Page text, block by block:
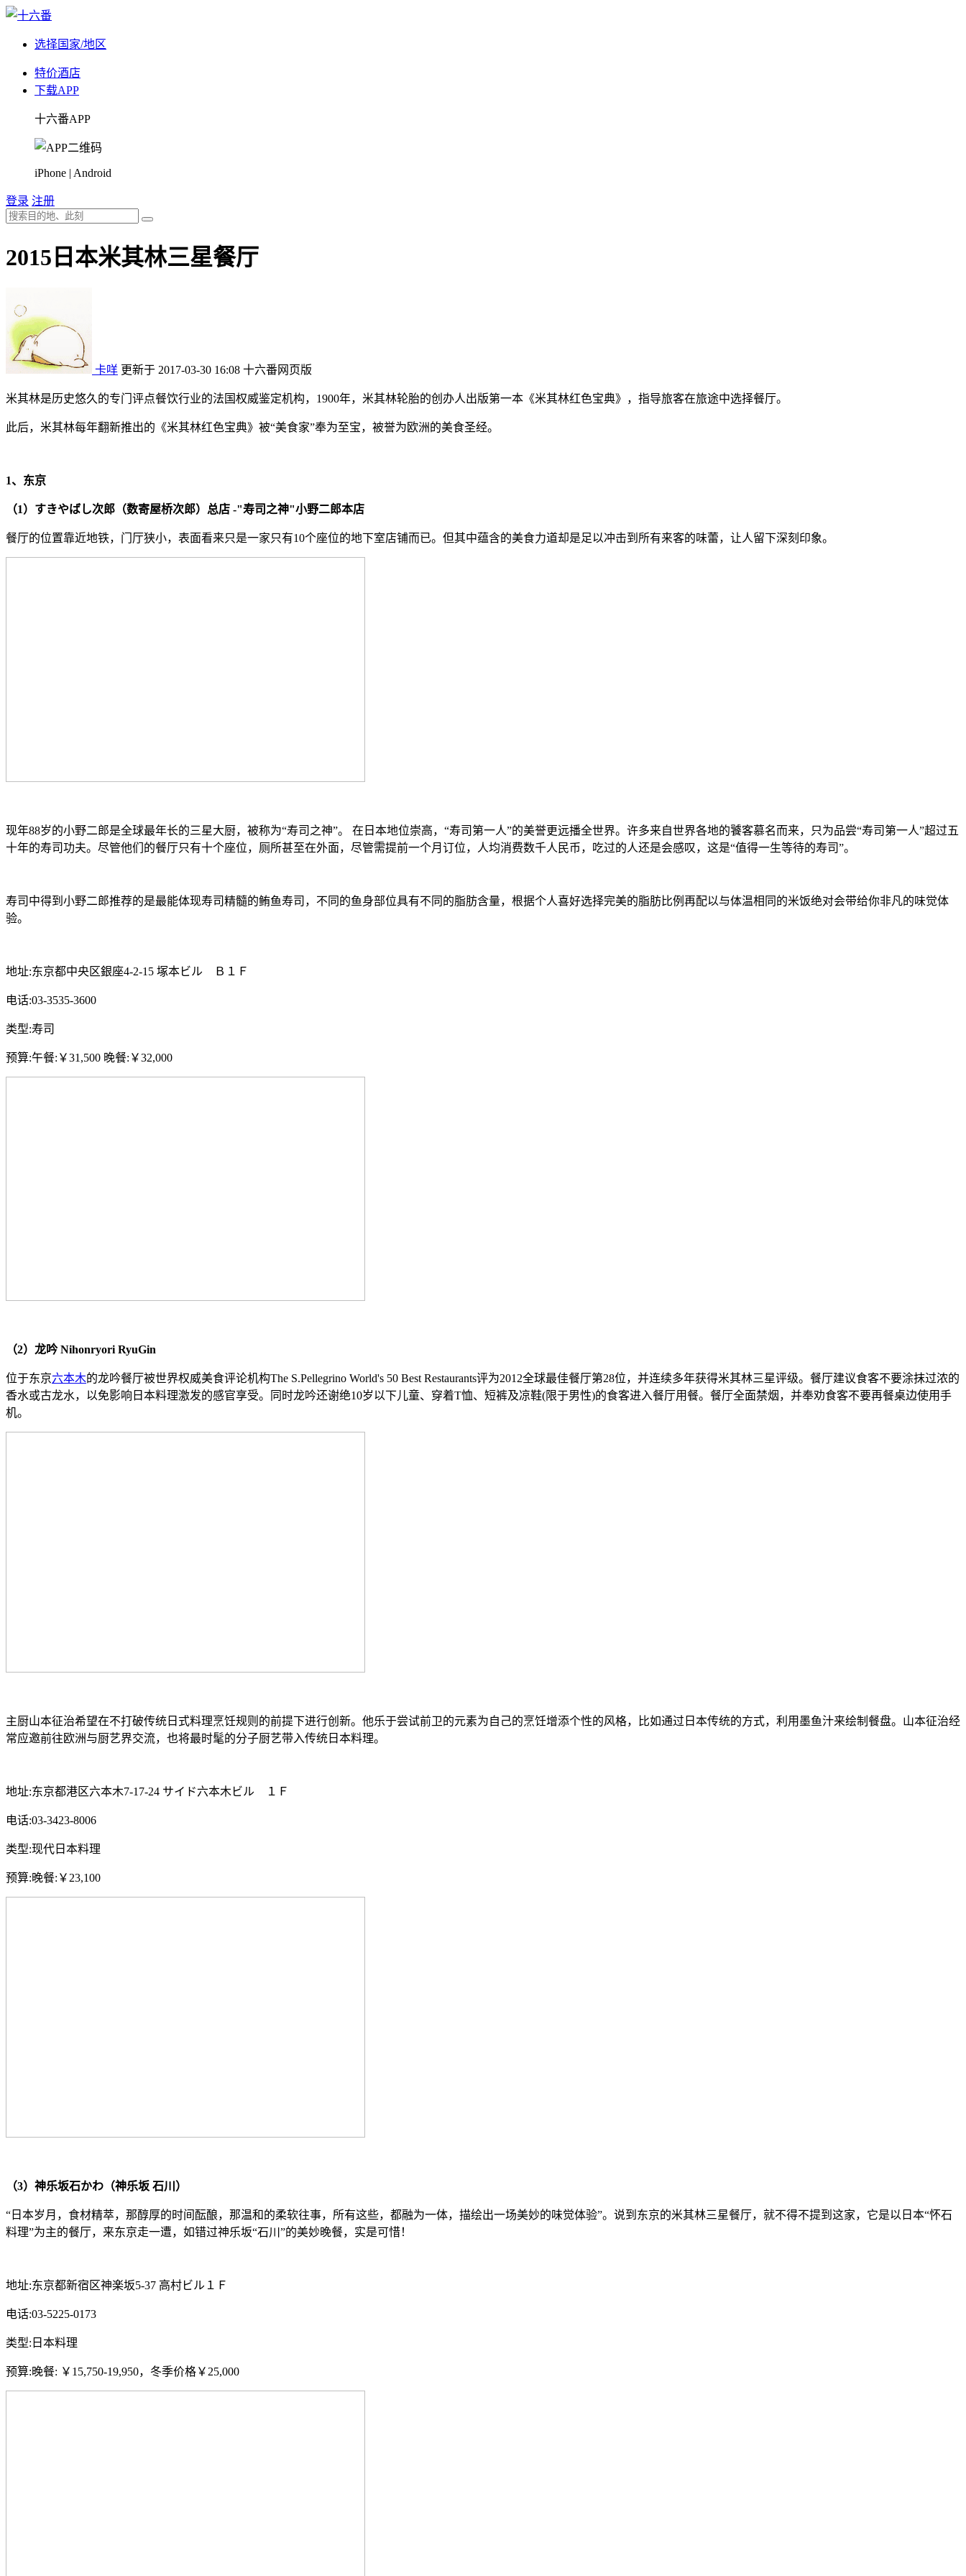
选择国家/地区
特价酒店
下载APP
十六番APP
iPhone | Android
登录 注册
2015日本米其林三星餐厅
卡咩 更新于 2017-03-30 16:08 十六番网页版
米其林是历史悠久的专门评点餐饮行业的法国权威鉴定机构，1900年，米其林轮胎的创办人出版第一本《米其林红色宝典》，指导旅客在旅途中选择餐厅。
此后，米其林每年翻新推出的《米其林红色宝典》被“美食家”奉为至宝，被誉为欧洲的美食圣经。
1、东京
（1）すきやばし次郎（数寄屋桥次郎）总店 -"寿司之神"小野二郎本店
餐厅的位置靠近地铁，门厅狭小，表面看来只是一家只有10个座位的地下室店铺而已。但其中蕴含的美食力道却是足以冲击到所有来客的味蕾，让人留下深刻印象。
现年88岁的小野二郎是全球最年长的三星大厨，被称为“寿司之神”。 在日本地位崇高，“寿司第一人”的美誉更远播全世界。许多来自世界各地的饕客慕名而来，只为品尝“寿司第一人”超过五
十年的寿司功夫。尽管他们的餐厅只有十个座位，厕所甚至在外面，尽管需提前一个月订位，人均消费数千人民币，吃过的人还是会感叹，这是“值得一生等待的寿司”。
寿司中得到小野二郎推荐的是最能体现寿司精髓的鲔鱼寿司，不同的鱼身部位具有不同的脂肪含量，根据个人喜好选择完美的脂肪比例再配以与体温相同的米饭绝对会带给你非凡的味觉体
验。
地址:东京都中央区銀座4-2-15 塚本ビル Ｂ１Ｆ
电话:03-3535-3600
类型:寿司
预算:午餐:￥31,500 晚餐:￥32,000
（2）龙吟 Nihonryori RyuGin
位于东京六本木的龙吟餐厅被世界权威美食评论机构The S.Pellegrino World's 50 Best Restaurants评为2012全球最佳餐厅第28位，并连续多年获得米其林三星评级。餐厅建议食客不要涂抹过浓的
香水或古龙水，以免影响日本料理激发的感官享受。同时龙吟还谢绝10岁以下儿童、穿着T恤、短裤及凉鞋(限于男性)的食客进入餐厅用餐。餐厅全面禁烟，并奉劝食客不要再餐桌边使用手
机。
主厨山本征治希望在不打破传统日式料理烹饪规则的前提下进行创新。他乐于尝试前卫的元素为自己的烹饪增添个性的风格，比如通过日本传统的方式，利用墨鱼汁来绘制餐盘。山本征治经
常应邀前往欧洲与厨艺界交流，也将最时髦的分子厨艺带入传统日本料理。
地址:东京都港区六本木7-17-24 サイド六本木ビル １Ｆ
电话:03-3423-8006
类型:现代日本料理
预算:晚餐:￥23,100
（3）神乐坂石かわ（神乐坂 石川）
“日本岁月，食材精萃，那醇厚的时间酝酿，那温和的柔软往事，所有这些，都融为一体，描绘出一场美妙的味觉体验”。说到东京的米其林三星餐厅，就不得不提到这家，它是以日本“怀石
料理”为主的餐厅，来东京走一遭，如错过神乐坂“石川”的美妙晚餐，实是可惜！
地址:东京都新宿区神楽坂5-37 高村ビル１Ｆ
电话:03-5225-0173
类型:日本料理
预算:晚餐: ￥15,750-19,950，冬季价格￥25,000